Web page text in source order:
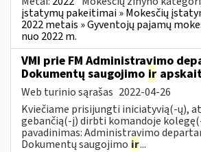
įstatymų pakeitimai » Mokesčių
2022 metais » Gyventojų pajamų
nuo 2022 m.
VMI prie FM Administravimo
Dokumentų saugojimo ir
Web turinio sąrašas 2022-04-26
Kviečiame prisijungti iniciatyvią(-ų),
gebančią(-į) dirbti komandoje
pavadinimas: Administravimo
Dokumentų saugojimo ir...